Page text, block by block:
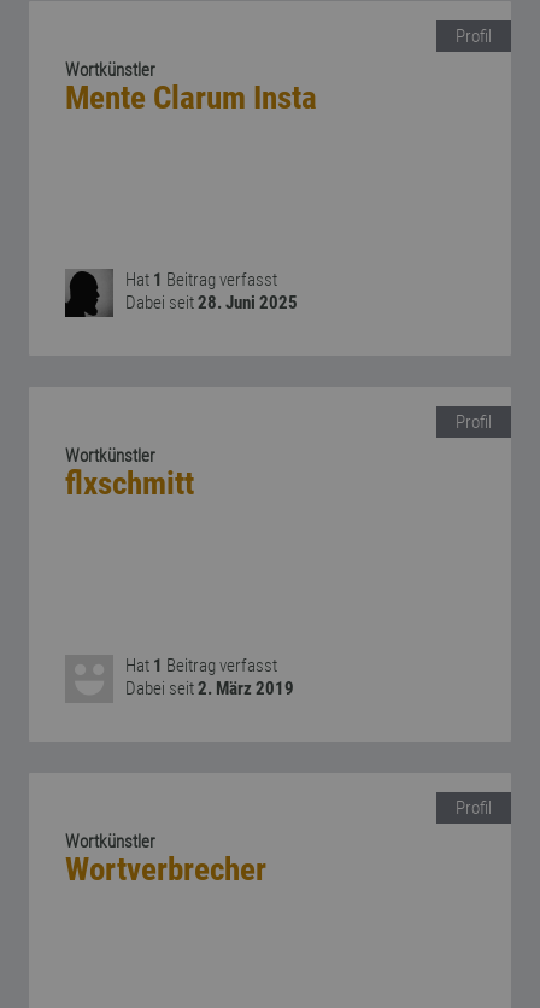
Profil
Wortkünstler
Mente Clarum Insta
Hat 1 Beitrag verfasst
Dabei seit28. Juni 2025
Profil
Wortkünstler
flxschmitt
Hat 1 Beitrag verfasst
Dabei seit2. März 2019
Profil
Wortkünstler
Wortverbrecher